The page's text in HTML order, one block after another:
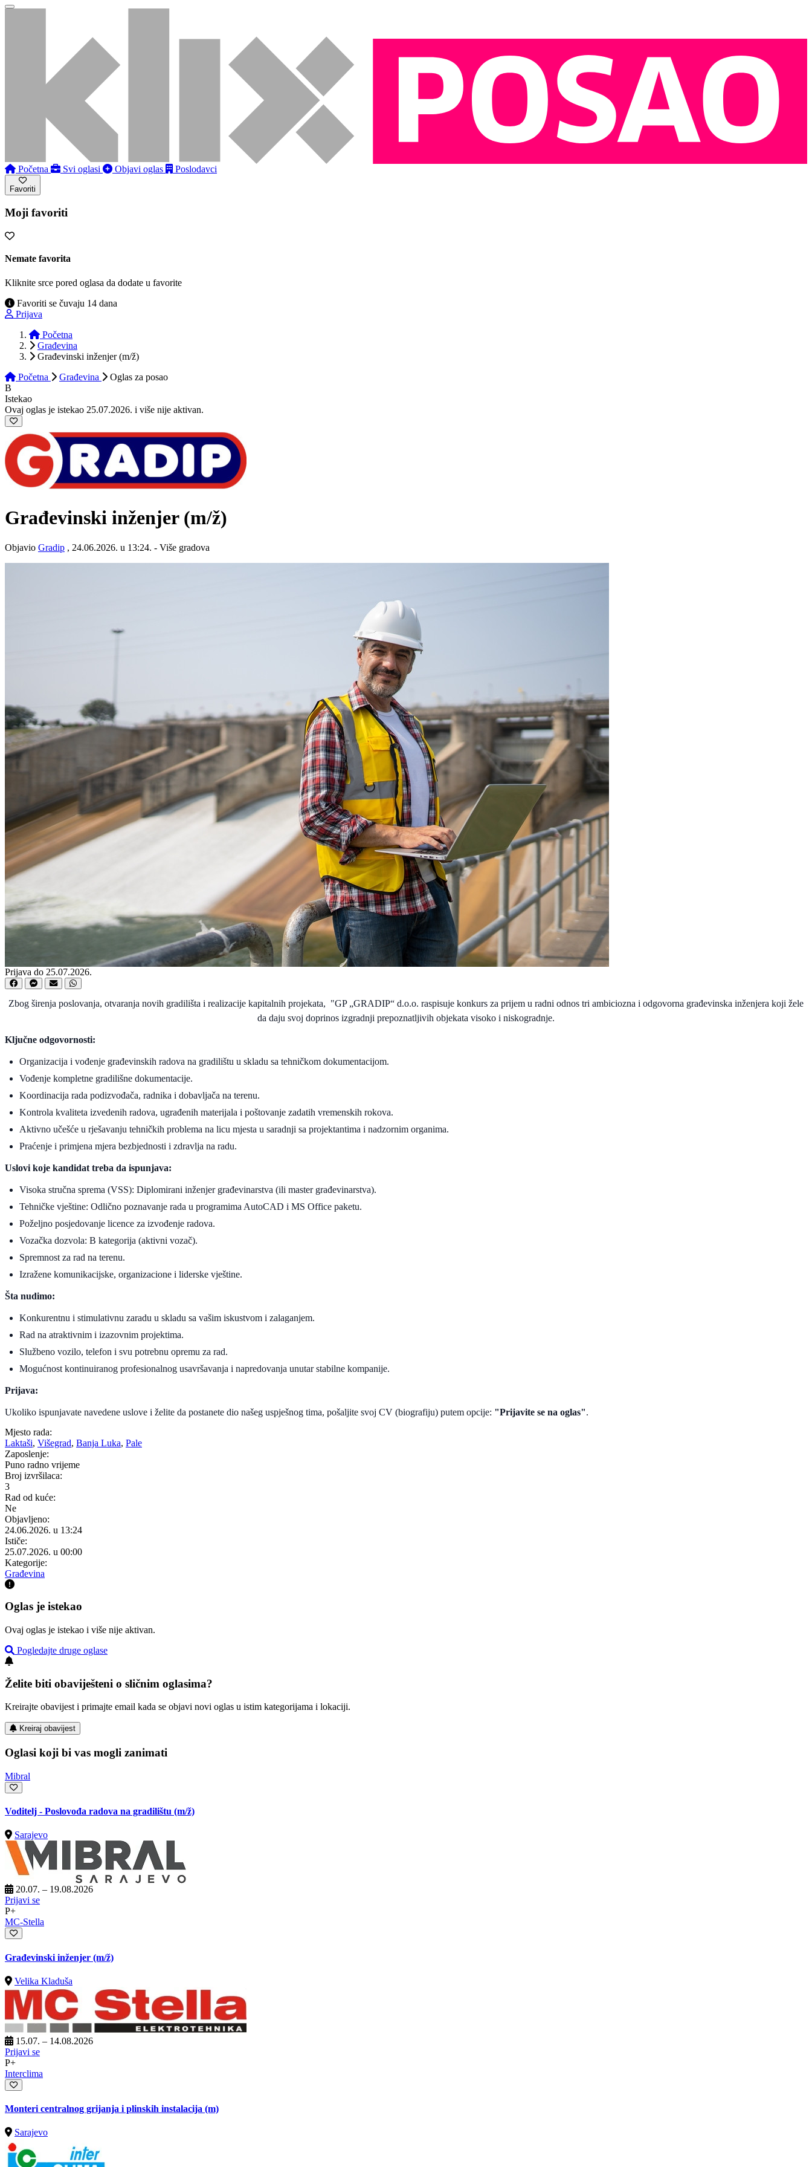
Početna Svi oglasi Objavi oglas Poslodavci
Favoriti
Moji favoriti
Nemate favorita
Kliknite srce pored oglasa da dodate u favorite
Favoriti se čuvaju 14 dana
Prijava
Početna
Građevina
Građevinski inženjer (m/ž)
Početna
Građevina Oglas za posao
B
Istekao
Ovaj oglas je istekao 25.07.2026. i više nije aktivan.
Građevinski inženjer (m/ž)
Objavio Gradip , 24.06.2026. u 13:24. - Više gradova
Prijava do 25.07.2026.
Zbog širenja poslovanja, otvaranja novih gradilišta i realizacije kapitalnih projekata, "GP „GRADIP“ d.o.o. raspisuje konkurs za prijem u radni odnos tri ambiciozna i odgovorna građevinska inženjera koji žele
da daju svoj doprinos izgradnji prepoznatljivih objekata visoko i niskogradnje.
Ključne odgovornosti:
Organizacija i vođenje građevinskih radova na gradilištu u skladu sa tehničkom dokumentacijom.
Vođenje kompletne gradilišne dokumentacije.
Koordinacija rada podizvođača, radnika i dobavljača na terenu.
Kontrola kvaliteta izvedenih radova, ugrađenih materijala i poštovanje zadatih vremenskih rokova.
Aktivno učešće u rješavanju tehničkih problema na licu mjesta u saradnji sa projektantima i nadzornim organima.
Praćenje i primjena mjera bezbjednosti i zdravlja na radu.
Uslovi koje kandidat treba da ispunjava:
Visoka stručna sprema (VSS): Diplomirani inženjer građevinarstva (ili master građevinarstva).
Tehničke vještine: Odlično poznavanje rada u programima AutoCAD i MS Office paketu.
Poželjno posjedovanje licence za izvođenje radova.
Vozačka dozvola: B kategorija (aktivni vozač).
Spremnost za rad na terenu.
Izražene komunikacijske, organizacione i liderske vještine.
Šta nudimo:
Konkurentnu i stimulativnu zaradu u skladu sa vašim iskustvom i zalaganjem.
Rad na atraktivnim i izazovnim projektima.
Službeno vozilo, telefon i svu potrebnu opremu za rad.
Mogućnost kontinuiranog profesionalnog usavršavanja i napredovanja unutar stabilne kompanije.
Prijava:
Ukoliko ispunjavate navedene uslove i želite da postanete dio našeg uspješnog tima, pošaljite svoj CV (biografiju) putem opcije: "Prijavite se na oglas".
Mjesto rada:
Laktaši, Višegrad, Banja Luka, Pale
Zaposlenje:
Puno radno vrijeme
Broj izvršilaca:
3
Rad od kuće:
Ne
Objavljeno:
24.06.2026. u 13:24
Ističe:
25.07.2026. u 00:00
Kategorije:
Građevina
Oglas je istekao
Ovaj oglas je istekao i više nije aktivan.
Pogledajte druge oglase
Želite biti obaviješteni o sličnim oglasima?
Kreirajte obavijest i primajte email kada se objavi novi oglas u istim kategorijama i lokaciji.
Kreiraj obavijest
Oglasi koji bi vas mogli zanimati
Mibral
Voditelj - Poslovođa radova na gradilištu (m/ž)
Sarajevo
20.07. – 19.08.2026
Prijavi se
P+
MC-Stella
Građevinski inženjer (m/ž)
Velika Kladuša
15.07. – 14.08.2026
Prijavi se
P+
Interclima
Monteri centralnog grijanja i plinskih instalacija (m)
Sarajevo